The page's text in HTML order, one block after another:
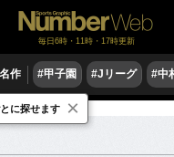
毎日6時・11時・17時更新
名作 #甲子園 #Jリーグ #中
に探せます ×